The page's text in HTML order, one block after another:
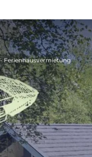
Ferienhausvermietung